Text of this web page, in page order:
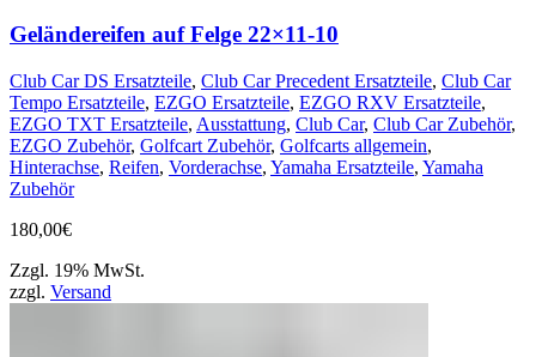
Geländereifen auf Felge 22×11-10
Club Car DS Ersatzteile, Club Car Precedent Ersatzteile, Club Car
Tempo Ersatzteile, EZGO Ersatzteile, EZGO RXV Ersatzteile,
EZGO TXT Ersatzteile, Ausstattung, Club Car, Club Car Zubehör,
EZGO Zubehör, Golfcart Zubehör, Golfcarts allgemein,
Hinterachse, Reifen, Vorderachse, Yamaha Ersatzteile, Yamaha
Zubehör
180,00€
Zzgl. 19% MwSt.
zzgl. Versand